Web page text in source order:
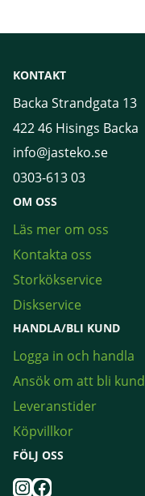
KONTAKT
Backa Strandgata 13
422 46 Hisings Backa
info@jasteko.se
0303-613 03
OM OSS
Läs mer om oss
Kontakta oss
Storkökservice
Diskservice
HANDLA/BLI KUND
Logga in och handla
Ansök om att bli kund
Leveranstider
Köpvillkor
FÖLJ OSS